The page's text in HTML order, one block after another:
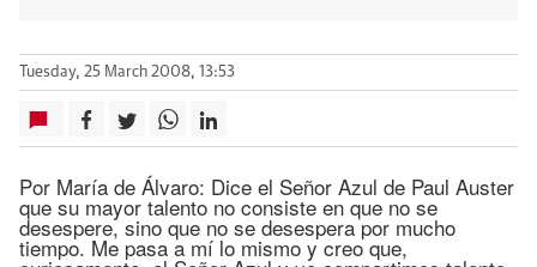
Tuesday, 25 March 2008, 13:53
Por María de Álvaro: Dice el Señor Azul de Paul Auster
que su mayor talento no consiste en que no se
desespere, sino que no se desespera por mucho
tiempo. Me pasa a mí lo mismo y creo que,